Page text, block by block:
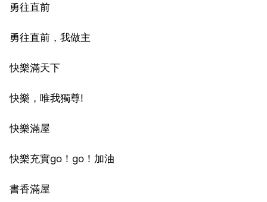
勇往直前
勇往直前，我做主
快樂滿天下
快樂，唯我獨尊!
快樂滿屋
快樂充實go！go！加油
書香滿屋